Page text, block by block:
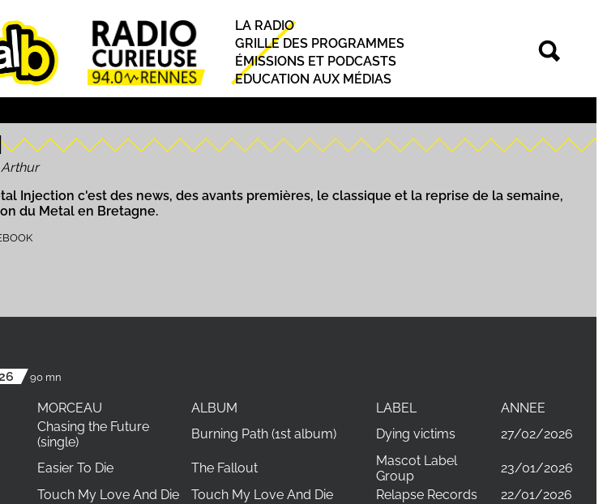
Principal
LA RADIO
GRILLE DES PROGRAMMES
ÉMISSIONS ET PODCASTS
EDUCATION AUX MÉDIAS
Arthur
Injection c'est des news, des avants premières, le classique et la reprise de la semaine,
du Metal en Bretagne.
90 mn
MORCEAU ALBUM LABEL
ANNEE
Chasing the Future
(single)
Burning Path (1st album) Dying victims 27/02/2026
Easier To Die The Fallout
Mascot Label
Group
23/01/2026
Touch My Love And Die Touch My Love And Die Relapse Records
22/01/2026